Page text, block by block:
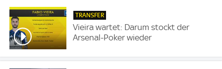
TRANSFER
Vieira wartet: Darum stockt der
Arsenal-Poker wieder